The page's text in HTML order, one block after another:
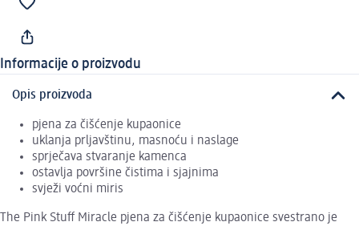
Informacije o proizvodu
Opis proizvoda
pjena za čišćenje kupaonice
uklanja prljavštinu, masnoću i naslage
sprječava stvaranje kamenca
ostavlja površine čistima i sjajnima
svježi voćni miris
The Pink Stuff Miracle pjena za čišćenje kupaonice svestrano je